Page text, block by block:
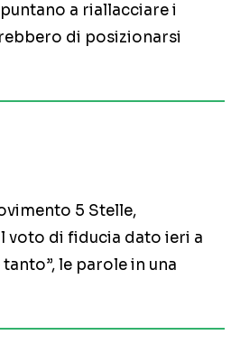
a riallacciare i
di posizionarsi
5 Stelle,
voto di fiducia dato ieri a
le parole in una